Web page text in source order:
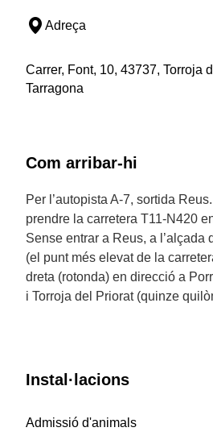
Adreça
Carrer, Font, 10, 43737, Torroja
Tarragona
Com arribar-hi
Per l’autopista A-7, sortida
prendre la carretera T11-N420
Sense entrar a Reus, a l’alçada
(el punt més elevat de la
dreta (rotonda) en direcció a
i Torroja del Priorat (quinze
Instal·lacions
Admissió d'animals